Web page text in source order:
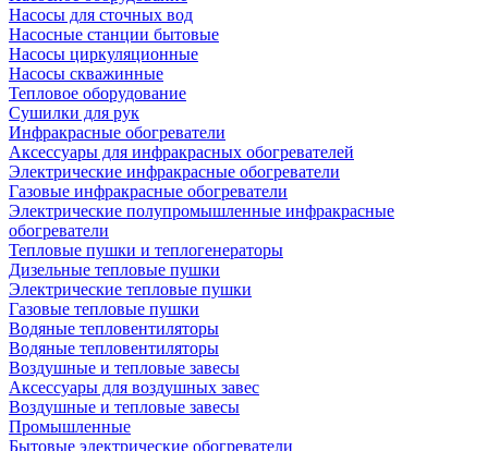
Насосы для сточных вод
Насосные станции бытовые
Насосы циркуляционные
Насосы скважинные
Тепловое оборудование
Сушилки для рук
Инфракрасные обогреватели
Аксессуары для инфракрасных обогревателей
Электрические инфракрасные обогреватели
Газовые инфракрасные обогреватели
Электрические полупромышленные инфракрасные
обогреватели
Тепловые пушки и теплогенераторы
Дизельные тепловые пушки
Электрические тепловые пушки
Газовые тепловые пушки
Водяные тепловентиляторы
Водяные тепловентиляторы
Воздушные и тепловые завесы
Аксессуары для воздушных завес
Воздушные и тепловые завесы
Промышленные
Бытовые электрические обогреватели